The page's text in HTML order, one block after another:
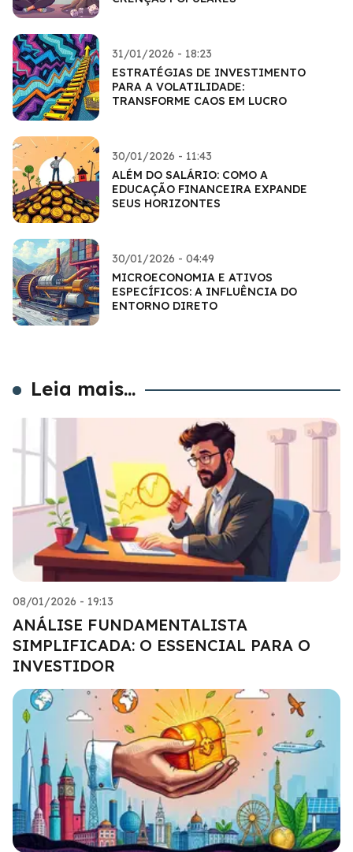
31/01/2026 - 18:23
ESTRATÉGIAS DE INVESTIMENTO
PARA A VOLATILIDADE:
TRANSFORME CAOS EM LUCRO
30/01/2026 - 11:43
ALÉM DO SALÁRIO: COMO A
EDUCAÇÃO FINANCEIRA EXPANDE
SEUS HORIZONTES
30/01/2026 - 04:49
MICROECONOMIA E ATIVOS
ESPECÍFICOS: A INFLUÊNCIA DO
ENTORNO DIRETO
Leia mais...
08/01/2026 - 19:13
ANÁLISE FUNDAMENTALISTA
SIMPLIFICADA: O ESSENCIAL PARA O
INVESTIDOR